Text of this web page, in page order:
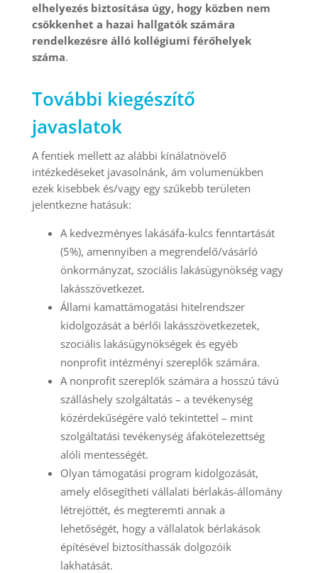
elhelyezés biztosítása úgy, hogy közben nem
csökkenhet a hazai hallgatók számára
rendelkezésre álló kollégiumi férőhelyek
száma.
További kiegészítő
javaslatok
A fentiek mellett az alábbi kínálatnövelő
intézkedéseket javasolnánk, ám volumenükben
ezek kisebbek és/vagy egy szűkebb területen
jelentkezne hatásuk:
A kedvezményes lakásáfa-kulcs fenntartását
(5%), amennyiben a megrendelő/vásárló
önkormányzat, szociális lakásügynökség vagy
lakásszövetkezet.
Állami kamattámogatási hitelrendszer
kidolgozását a bérlői lakásszövetkezetek,
szociális lakásügynökségek és egyéb
nonprofit intézményi szereplők számára.
A nonprofit szereplők számára a hosszú távú
szálláshely szolgáltatás – a tevékenység
közérdekűségére való tekintettel – mint
szolgáltatási tevékenység áfakötelezettség
alóli mentességét.
Olyan támogatási program kidolgozását,
amely elősegítheti vállalati bérlakás-állomány
létrejöttét, és megteremti annak a
lehetőségét, hogy a vállalatok bérlakások
építésével biztosíthassák dolgozóik
lakhatását.